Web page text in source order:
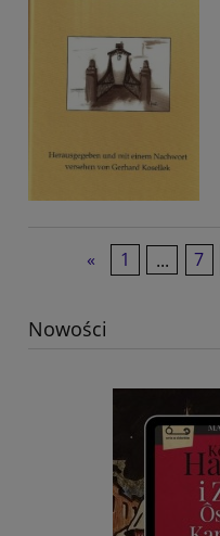
« 1 ... 7
Nowości